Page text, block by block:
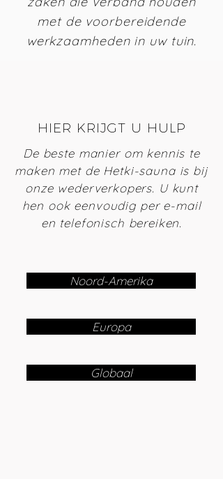
met de voorbereidende
werkzaamheden in uw tuin.
HIER KRIJGT U HULP
De beste manier om kennis te
maken met de Hetki-sauna is bij
onze wederverkopers. U kunt
hen ook eenvoudig per e-mail
en telefonisch bereiken.
Noord-Amerika
Europa
Globaal